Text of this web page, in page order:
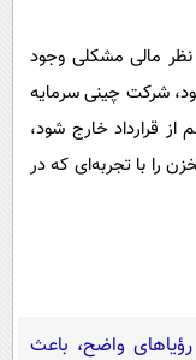
درباره تکمیل فاز ۱۱، از نظر مالی مشکلی وجود
شرکت چینی سرمایه
از قرارداد خارج شود،
را با تجربه‌ای که در
واضح، باعث